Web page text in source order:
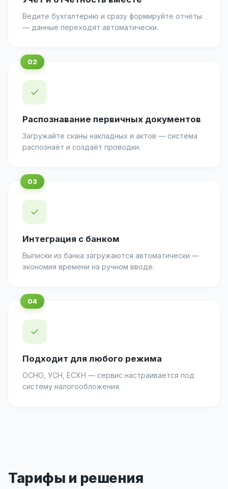
Ведите бухгалтерию и сразу формируйте отчёты
— данные переходят автоматически.
✓
Распознавание первичных документов
Загружайте сканы накладных и актов — система
распознаёт и создаёт проводки.
✓
Интеграция с банком
Выписки из банка загружаются автоматически —
экономия времени на ручном вводе.
✓
Подходит для любого режима
ОСНО, УСН, ЕСХН — сервис настраивается под
систему налогообложения.
Тарифы и решения